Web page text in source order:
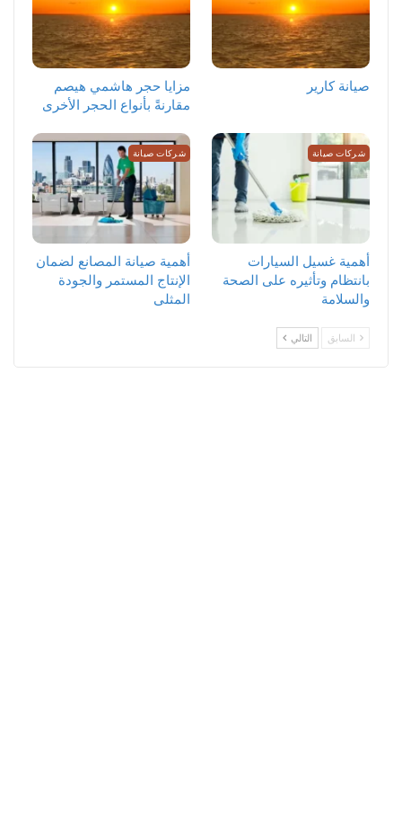
صيانة كارير
مزايا حجر هاشمي هيصم
مقارنةً بأنواع الحجر الأخرى
شركات صيانة
أهمية غسيل السيارات
بانتظام وتأثيره على الصحة
والسلامة
شركات صيانة
أهمية صيانة المصانع لضمان
الإنتاج المستمر والجودة
المثلى
السابق التالي